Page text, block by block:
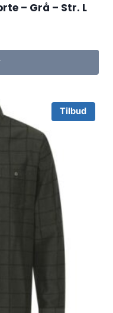
– Grå – Str. L
Tilbud